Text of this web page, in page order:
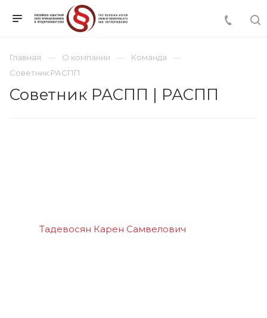
Главная О компании
Команда
Советник РАСПП
Советник РАСПП | РАСПП